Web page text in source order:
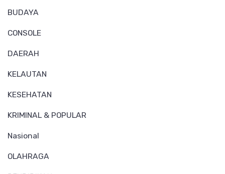
BUDAYA
CONSOLE
DAERAH
KELAUTAN
KESEHATAN
KRIMINAL & POPULAR
Nasional
OLAHRAGA